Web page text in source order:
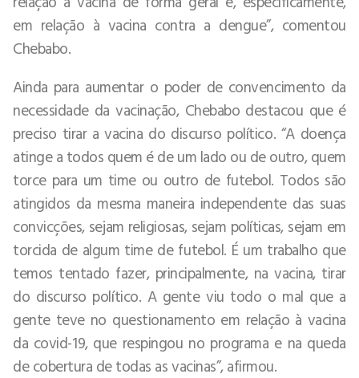
em relação à vacina contra a dengue”, comentou
Chebabo.
Ainda para aumentar o poder de convencimento da
necessidade da vacinação, Chebabo destacou que é
preciso tirar a vacina do discurso político. “A doença
atinge a todos quem é de um lado ou de outro, quem
torce para um time ou outro de futebol. Todos são
atingidos da mesma maneira independente das suas
convicções, sejam religiosas, sejam políticas, sejam em
torcida de algum time de futebol. É um trabalho que
temos tentado fazer, principalmente, na vacina, tirar
do discurso político. A gente viu todo o mal que a
gente teve no questionamento em relação à vacina
da covid-19, que respingou no programa e na queda
de cobertura de todas as vacinas”, afirmou.